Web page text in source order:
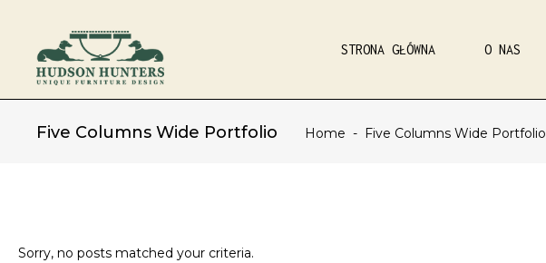
STRONA GŁÓWNA O NAS
Five Columns Wide Portfolio Home - Five Columns Wide Portfolio
Sorry, no posts matched your criteria.